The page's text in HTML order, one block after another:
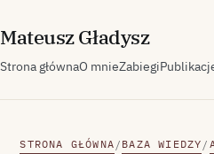
MateuszGładysz
Strona głównaO mnieZabiegi
STRONA GŁÓWNA / BAZA WIEDZY /